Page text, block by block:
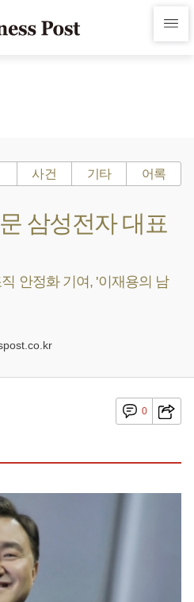
사건 기타 어록
삼성전자 대표
안정화 기여, '이재용의 남
0